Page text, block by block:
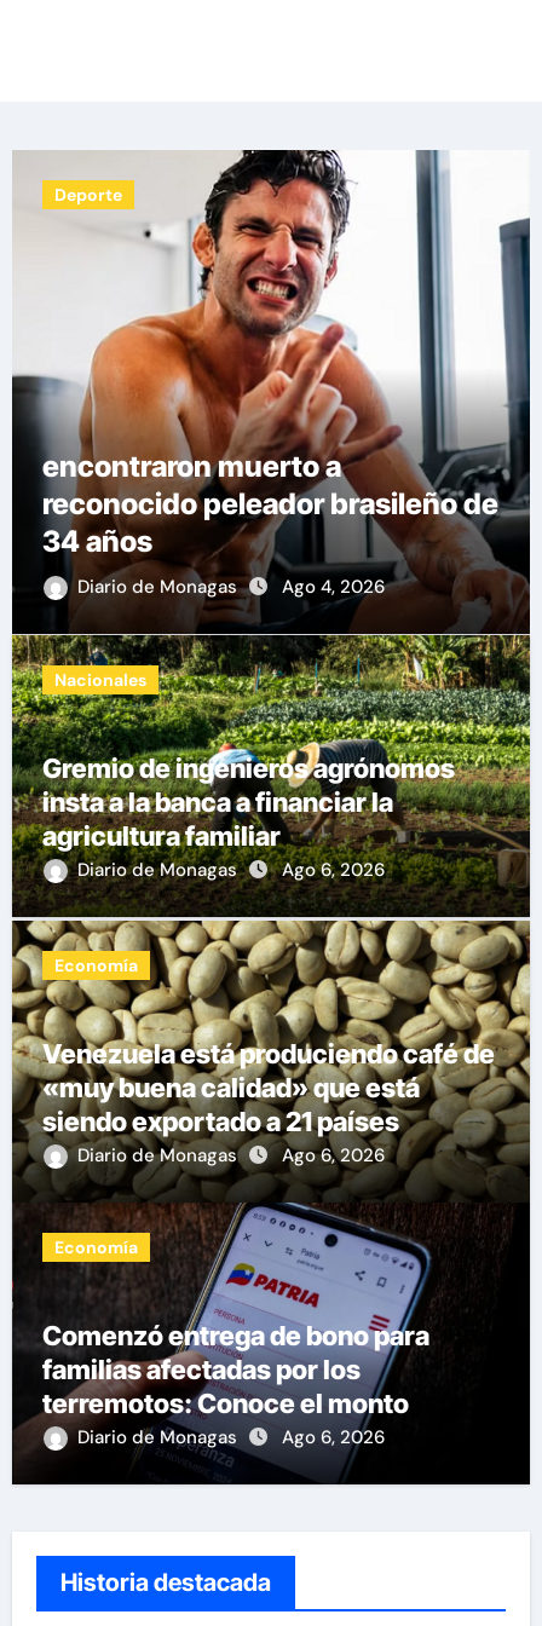
Deporte
Las medidas que tomarán en el
fútbol europeo para erradicar las
demoras
Diario de Monagas Ago 4, 2026
Nacionales
Gremio de ingenieros agrónomos
insta a la banca a financiar la
agricultura familiar
Diario de Monagas Ago 6, 2026
Economía
Venezuela está produciendo café de
«muy buena calidad» que está
siendo exportado a 21 países
Diario de Monagas Ago 6, 2026
Economía
Comenzó entrega de bono para
familias afectadas por los
terremotos: Conoce el monto
Diario de Monagas Ago 6, 2026
Historia destacada